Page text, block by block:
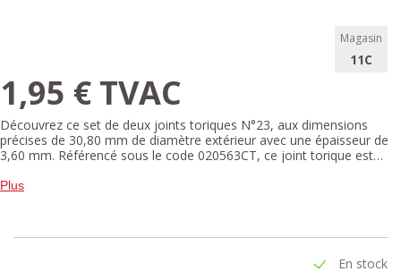
Magasin
11C
1,95 € TVAC
Découvrez ce set de deux joints toriques N°23, aux dimensions
précises de 30,80 mm de diamètre extérieur avec une épaisseur de
3,60 mm. Référencé sous le code 020563CT, ce joint torique est
hydrauliques ou pneumatiques. Fabriqué à partir de matériaux
Plus
En stock